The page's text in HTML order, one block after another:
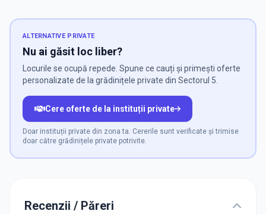
ALTERNATIVE PRIVATE
Nu ai găsit loc liber?
Locurile se ocupă repede. Spune ce cauți și primești oferte
personalizate de la grădinițele private din Sectorul 5.
Cere oferte de la instituții private
Doar instituții private din zona ta. Cererile sunt verificate și trimise
doar către grădinițele private potrivite.
Recenzii / Păreri